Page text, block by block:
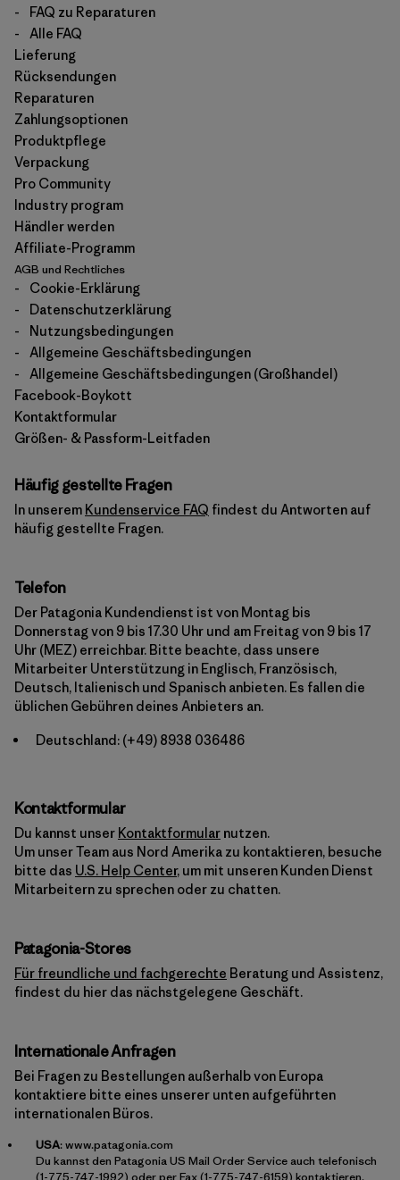
-
FAQ zu Reparaturen
-
Alle FAQ
Lieferung
Rücksendungen
Reparaturen
Zahlungsoptionen
Produktpflege
Verpackung
Pro Community
Industry program
Händler werden
Affiliate-Programm
AGB und Rechtliches
-
Cookie-Erklärung
-
Datenschutzerklärung
-
Nutzungsbedingungen
-
Allgemeine Geschäftsbedingungen
-
Allgemeine Geschäftsbedingungen (Großhandel)
Facebook-Boykott
Kontaktformular
Größen- & Passform-Leitfaden
Häufig gestellte Fragen
In unserem Kundenservice FAQ findest du Antworten auf
häufig gestellte Fragen.
Telefon
Der Patagonia Kundendienst ist von Montag bis
Donnerstag von 9 bis 17.30 Uhr und am Freitag von 9 bis 17
Uhr (MEZ) erreichbar. Bitte beachte, dass unsere
Mitarbeiter Unterstützung in Englisch, Französisch,
Deutsch, Italienisch und Spanisch anbieten. Es fallen die
üblichen Gebühren deines Anbieters an.
Deutschland: (+49) 8938 036486
Kontaktformular
Du kannst unser Kontaktformular nutzen.
Um unser Team aus Nord Amerika zu kontaktieren, besuche
bitte das U.S. Help Center, um mit unseren Kunden Dienst
Mitarbeitern zu sprechen oder zu chatten.
Patagonia-Stores
Für freundliche und fachgerechte Beratung und Assistenz,
findest du hier das nächstgelegene Geschäft.
Internationale Anfragen
Bei Fragen zu Bestellungen außerhalb von Europa
kontaktiere bitte eines unserer unten aufgeführten
internationalen Büros.
USA:www.patagonia.com
Du kannst den Patagonia US Mail Order Service auch telefonisch
(1-775-747-1992) oder per Fax (1-775-747-6159) kontaktieren.